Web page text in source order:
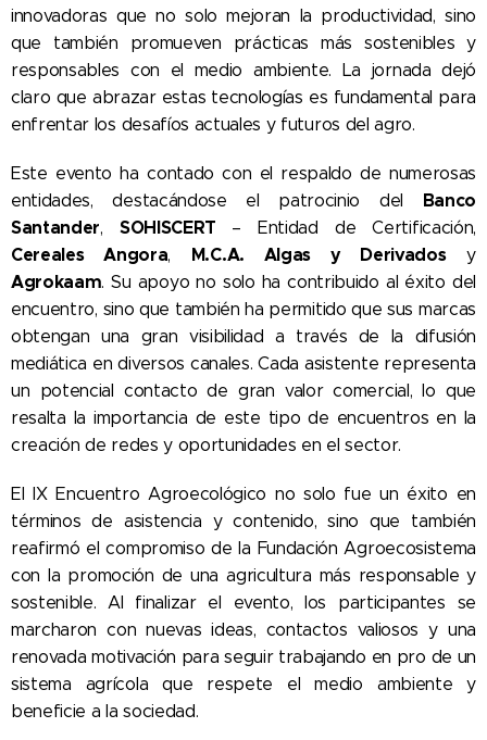
innovadoras que no solo mejoran la productividad, sino
que también promueven prácticas más sostenibles y
responsables con el medio ambiente. La jornada dejó
claro que abrazar estas tecnologías es fundamental para
enfrentar los desafíos actuales y futuros del agro.
Este evento ha contado con el respaldo de numerosas
entidades, destacándose el patrocinio del Banco
Santander, SOHISCERT – Entidad de Certificación,
Cereales Angora, M.C.A. Algas y Derivadosy
Agrokaam. Su apoyo no solo ha contribuido al éxito del
encuentro, sino que también ha permitido que sus marcas
obtengan una gran visibilidad a través de la difusión
mediática en diversos canales. Cada asistente representa
un potencial contacto de gran valor comercial, lo que
resalta la importancia de este tipo de encuentros en la
creación de redes y oportunidades en el sector.
El IX Encuentro Agroecológico no solo fue un éxito en
términos de asistencia y contenido, sino que también
reafirmó el compromiso de la Fundación Agroecosistema
con la promoción de una agricultura más responsable y
sostenible. Al finalizar el evento, los participantes se
marcharon con nuevas ideas, contactos valiosos y una
renovada motivación para seguir trabajando en pro de un
sistema agrícola que respete el medio ambiente y
beneficie a la sociedad.